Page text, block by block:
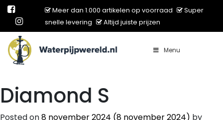
Meer dan 1.000 artikelen op voorraad
Super
snelle levering
Altijd juiste prijzen
Main Navigation Menu
Diamond S
Posted on8 november 2024 (8 november 2024) by